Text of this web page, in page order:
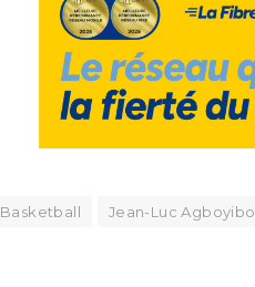
Basketball Jean-Luc Agboyibo